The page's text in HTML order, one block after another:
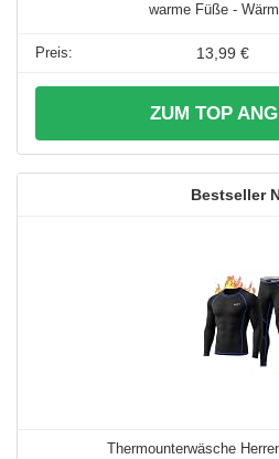
warme Füße -
13,99 €
ZUM TOP
Thermounterwäsche